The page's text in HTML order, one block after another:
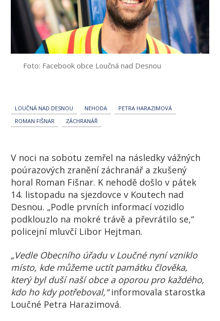
Foto: Facebook obce Loučná nad Desnou
LOUČNÁ NAD DESNOU NEHODA
PETRA HARAZIMOVÁ
ROMAN FIŠNAR
ZÁCHRANÁŘ
V noci na sobotu zemřel na následky vážných
poúrazových zranění záchranář a zkušený
horal Roman Fišnar. K nehodě došlo v pátek
14. listopadu na sjezdovce v Koutech nad
Desnou. „Podle prvních informací vozidlo
podklouzlo na mokré trávě a převrátilo se,“
policejní mluvčí Libor Hejtman.
„Vedle Obecního úřadu v Loučné nyní vzniklo
místo, kde můžeme uctít památku člověka,
který byl duší naší obce a oporou pro každého,
kdo ho kdy potřeboval,“informovala starostka
Loučné Petra Harazimová.